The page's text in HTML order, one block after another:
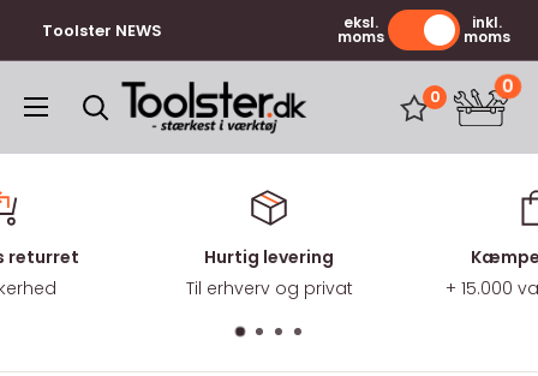
Toolster NEWS eksl.
moms
inkl.
moms
Toolster.dk 0 0
Hurtig levering
Til erhverv og privat
+ 15.000
returret